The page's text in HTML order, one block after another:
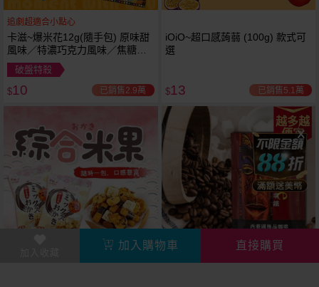
加入購物車 直接購買
追劇超適合小點心
卡滋~爆米花12g(隨手包) 原味甜
風味／特濃巧克力風味／焦糖牛
奶風味／經典鹹甜風味 款式可選
破盤特殺
$10 已銷售2.9萬
iOiO~超口感蒟蒻 (100g) 款式可
選
$13 已銷售5.1萬
越多越
便宜